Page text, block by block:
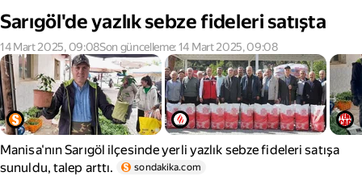
Sarıgöl'de yazlık sebze fideleri satışta
14 Mart 2025, 09:08Son güncelleme: 14 Mart 2025, 09:08
Manisa'nın Sarıgöl ilçesinde yerli yazlık sebze fideleri satışa
sunuldu, talep arttı.
sondakika.com